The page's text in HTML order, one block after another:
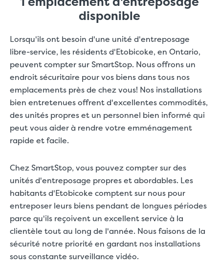
disponible
Lorsqu'ils ont besoin d'une unité d'entreposage
libre-service, les résidents d'Etobicoke, en Ontario,
peuvent compter sur SmartStop. Nous offrons un
endroit sécuritaire pour vos biens dans tous nos
emplacements près de chez vous! Nos installations
bien entretenues offrent d'excellentes commodités,
des unités propres et un personnel bien informé qui
peut vous aider à rendre votre emménagement
rapide et facile.
Chez SmartStop, vous pouvez compter sur des
unités d'entreposage propres et abordables. Les
habitants d'Etobicoke comptent sur nous pour
entreposer leurs biens pendant de longues périodes
parce qu'ils reçoivent un excellent service à la
clientèle tout au long de l'année. Nous faisons de la
sécurité notre priorité en gardant nos installations
sous constante surveillance vidéo.